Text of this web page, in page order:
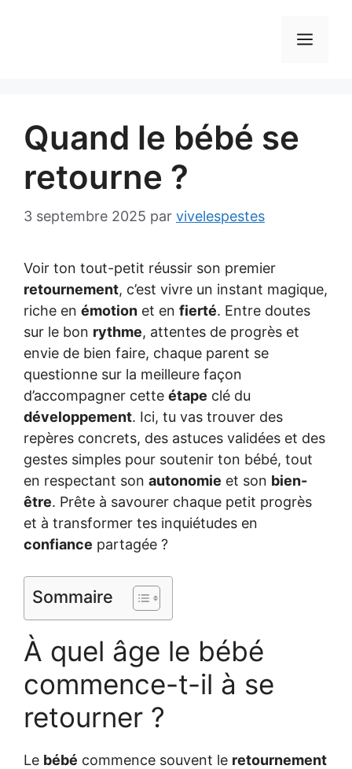
Quand le bébé se
retourne ?
3 septembre 2025 par vivelespestes
Voir ton tout-petit réussir son premier
retournement, c’est vivre un instant magique,
riche en émotion et en fierté. Entre doutes
sur le bon rythme, attentes de progrès et
envie de bien faire, chaque parent se
questionne sur la meilleure façon
d’accompagner cette étape clé du
développement. Ici, tu vas trouver des
repères concrets, des astuces validées et des
gestes simples pour soutenir ton bébé, tout
en respectant son autonomie et son bien-
être. Prête à savourer chaque petit progrès
et à transformer tes inquiétudes en
confiance partagée ?
Sommaire
À quel âge le bébé
commence-t-il à se
retourner ?
Le bébé commence souvent le retournement